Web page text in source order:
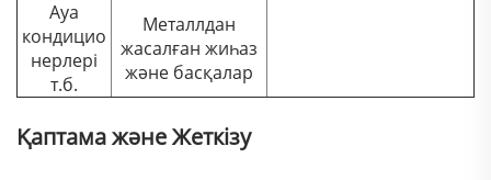
Ауа
кондицио
нерлері
т.б.
Металлдан
жасалған жиһаз
және басқалар
Қаптама және Жеткізу